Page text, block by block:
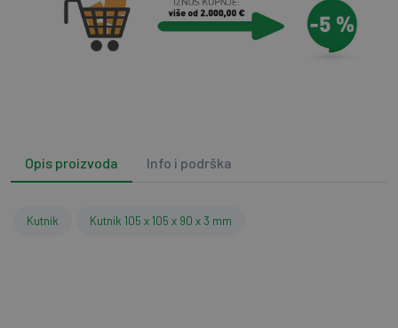
Opis proizvoda Info i podrška
Kutnik Kutnik 105 x 105 x 90 x 3 mm